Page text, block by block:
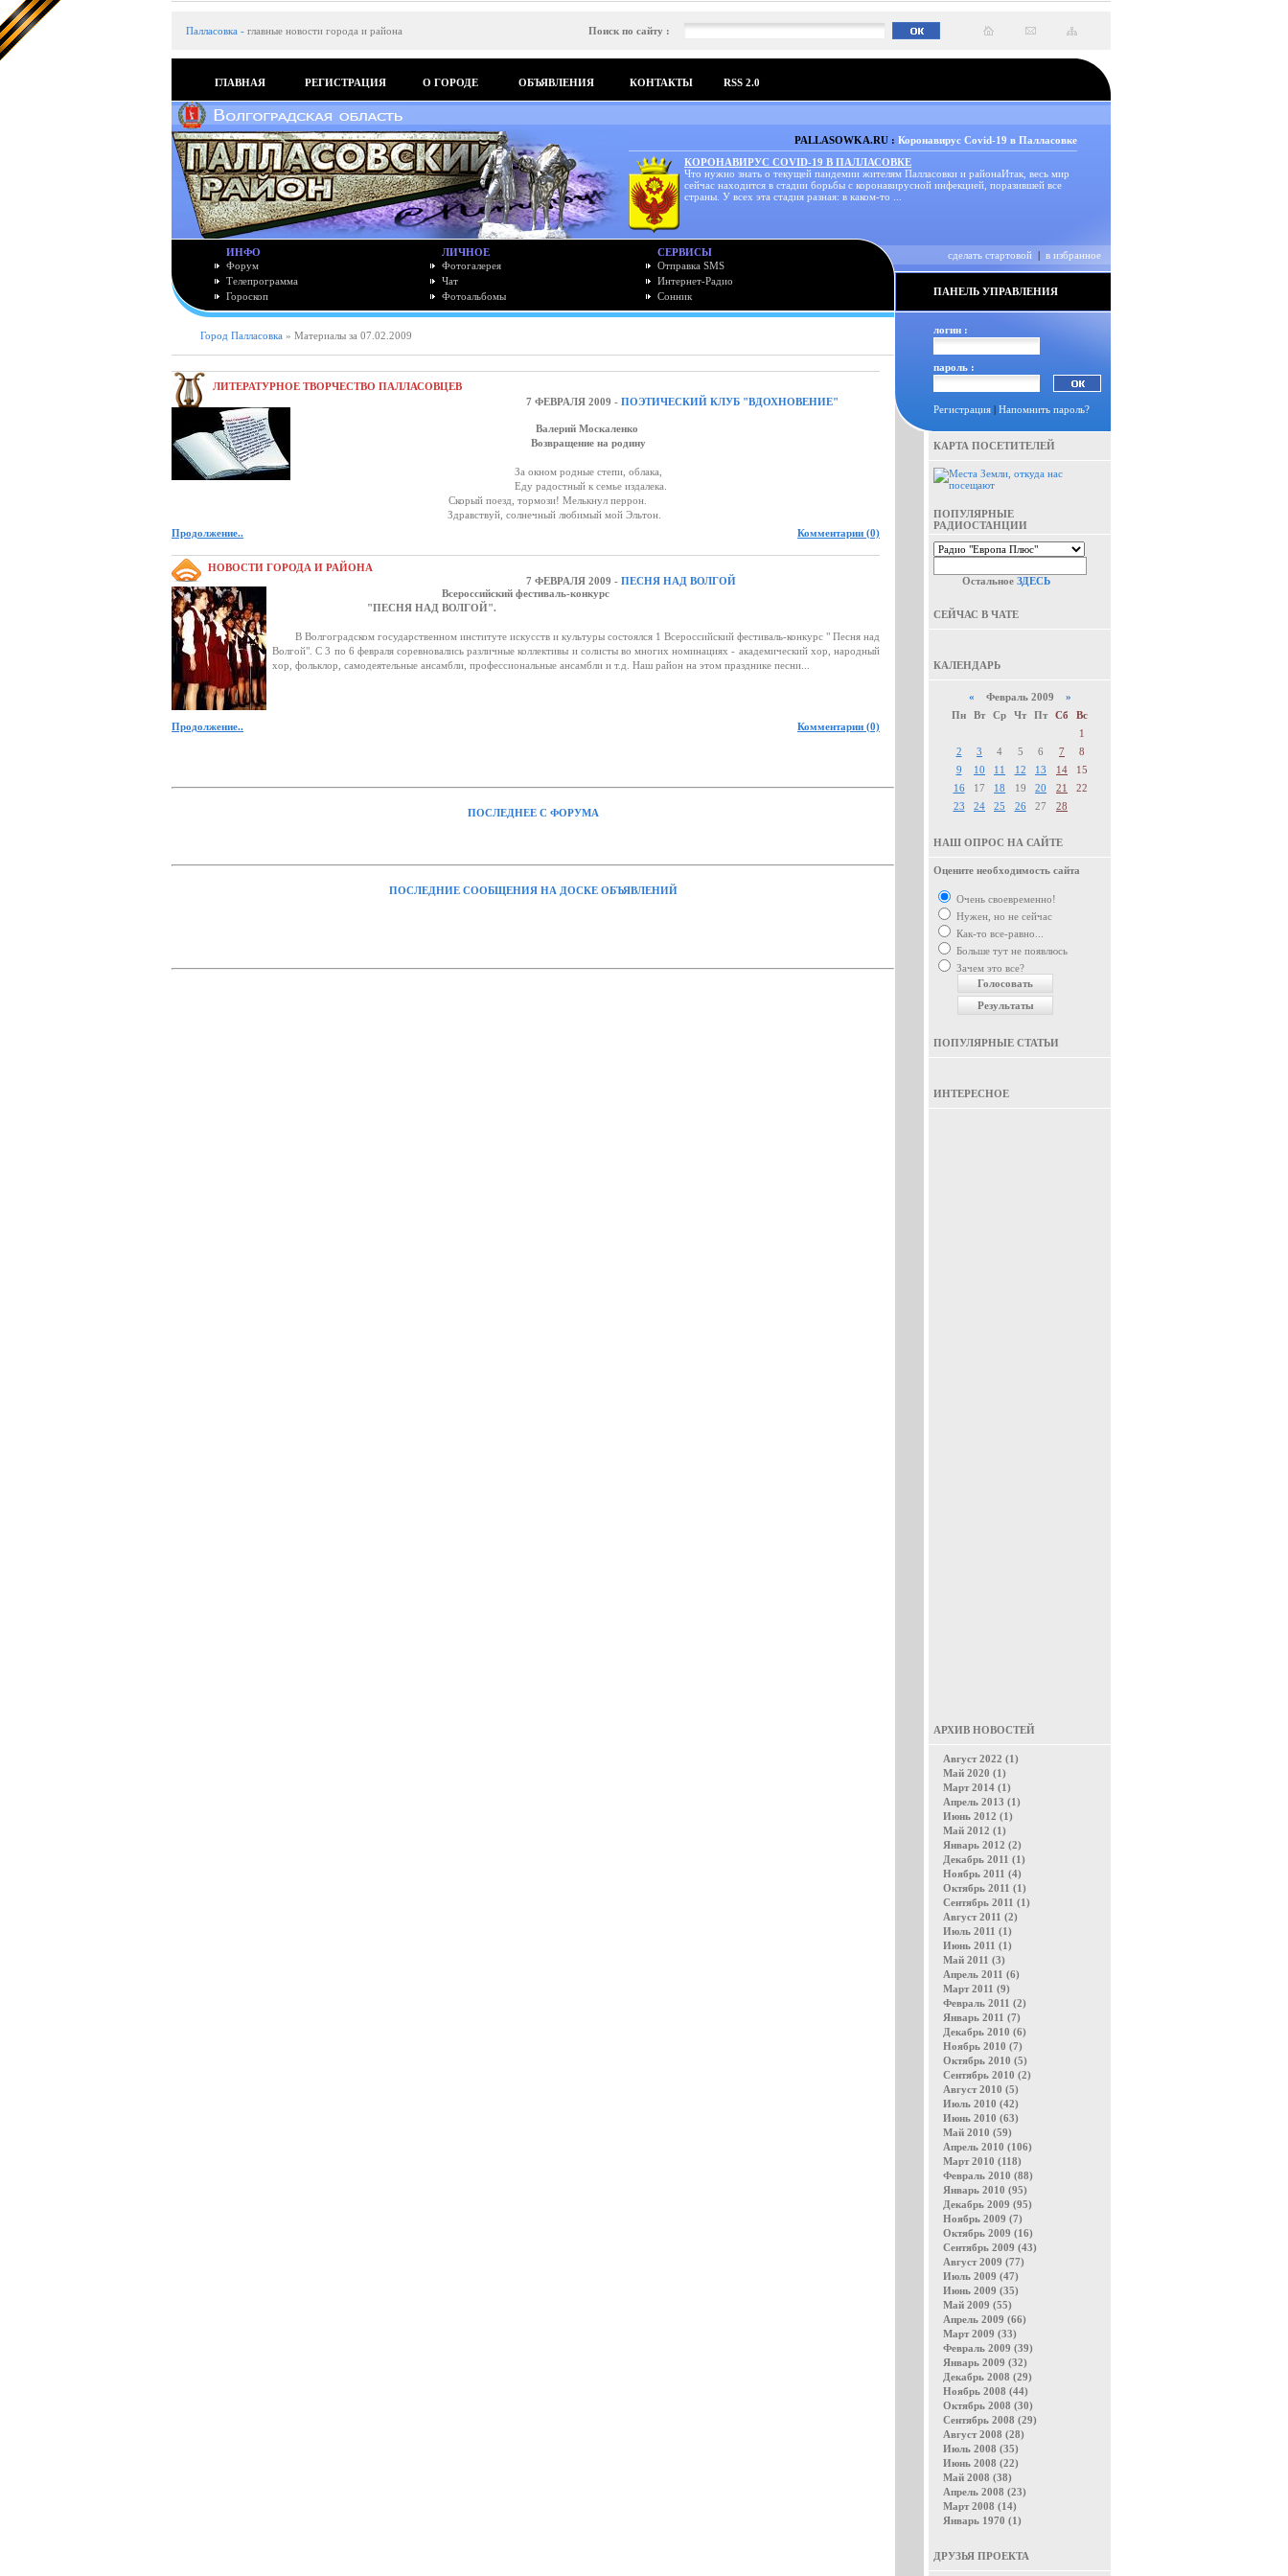
Палласовка - главные новости города и района Поиск по сайту :
ГЛАВНАЯ РЕГИСТРАЦИЯ О ГОРОДЕ ОБЪЯВЛЕНИЯ КОНТАКТЫ RSS 2.0
PALLASOWKA.RU : Коронавирус Covid-19 в Палласовке
КОРОНАВИРУС COVID-19 В ПАЛЛАСОВКЕ
Что нужно знать о текущей пандемии жителям Палласовки и районаИтак, весь мир
сейчас находится в стадии борьбы с коронавирусной инфекцией, поразившей все
страны. У всех эта стадия разная: в каком-то ...
ИНФО
Форум
Телепрограмма
Гороскоп
ЛИЧНОЕ
Фотогалерея
Чат
Фотоальбомы
СЕРВИСЫ
Отправка SMS
Интернет-Радио
Сонник
сделать стартовой | в избранное
ПАНЕЛЬ УПРАВЛЕНИЯ
Город Палласовка » Материалы за 07.02.2009
ЛИТЕРАТУРНОЕ ТВОРЧЕСТВО ПАЛЛАСОВЦЕВ
7 ФЕВРАЛЯ 2009 - ПОЭТИЧЕСКИЙ КЛУБ "ВДОХНОВЕНИЕ"
Валерий Москаленко
Возвращение на родину
За окном родные степи, облака,
Еду радостный к семье издалека.
Скорый поезд, тормози! Мелькнул перрон.
Здравствуй, солнечный любимый мой Эльтон.
Продолжение..
Комментарии (0)
НОВОСТИ ГОРОДА И РАЙОНА
7 ФЕВРАЛЯ 2009 - ПЕСНЯ НАД ВОЛГОЙ
Всероссийский фестиваль-конкурс
"ПЕСНЯ НАД ВОЛГОЙ".
В Волгоградском государственном институте искусств и культуры состоялся 1 Всероссийский фестиваль-конкурс " Песня над
Волгой". С 3 по 6 февраля соревновались различные коллективы и солисты во многих номинациях - академический хор, народный
хор, фольклор, самодеятельные ансамбли, профессиональные ансамбли и т.д. Наш район на этом празднике песни...
Продолжение.. Комментарии (0)
ПОСЛЕДНЕЕ С ФОРУМА
ПОСЛЕДНИЕ СООБЩЕНИЯ НА ДОСКЕ ОБЪЯВЛЕНИЙ
логин :
пароль :
Регистрация | Напомнить пароль?
КАРТА ПОСЕТИТЕЛЕЙ
ПОПУЛЯРНЫЕ
РАДИОСТАНЦИИ
Остальное ЗДЕСЬ
СЕЙЧАС В ЧАТЕ
КАЛЕНДАРЬ
« Февраль 2009 »
Пн
Вт Ср Чт Пт Сб
Вс
1
2
3 4 5 6 7
8
9
10 11 12 13 14
15
16
17 18 19 20 21
22
23
24 25 26 27 28
НАШ ОПРОС НА САЙТЕ
Оцените необходимость сайта
Очень своевременно!
Нужен, но не сейчас
Как-то все-равно...
Больше тут не появлюсь
Зачем это все?
ПОПУЛЯРНЫЕ СТАТЬИ
ИНТЕРЕСНОЕ
АРХИВ НОВОСТЕЙ
Август 2022 (1)
Май 2020 (1)
Март 2014 (1)
Апрель 2013 (1)
Июнь 2012 (1)
Май 2012 (1)
Январь 2012 (2)
Декабрь 2011 (1)
Ноябрь 2011 (4)
Октябрь 2011 (1)
Сентябрь 2011 (1)
Август 2011 (2)
Июль 2011 (1)
Июнь 2011 (1)
Май 2011 (3)
Апрель 2011 (6)
Март 2011 (9)
Февраль 2011 (2)
Январь 2011 (7)
Декабрь 2010 (6)
Ноябрь 2010 (7)
Октябрь 2010 (5)
Сентябрь 2010 (2)
Август 2010 (5)
Июль 2010 (42)
Июнь 2010 (63)
Май 2010 (59)
Апрель 2010 (106)
Март 2010 (118)
Февраль 2010 (88)
Январь 2010 (95)
Декабрь 2009 (95)
Ноябрь 2009 (7)
Октябрь 2009 (16)
Сентябрь 2009 (43)
Август 2009 (77)
Июль 2009 (47)
Июнь 2009 (35)
Май 2009 (55)
Апрель 2009 (66)
Март 2009 (33)
Февраль 2009 (39)
Январь 2009 (32)
Декабрь 2008 (29)
Ноябрь 2008 (44)
Октябрь 2008 (30)
Сентябрь 2008 (29)
Август 2008 (28)
Июль 2008 (35)
Июнь 2008 (22)
Май 2008 (38)
Апрель 2008 (23)
Март 2008 (14)
Январь 1970 (1)
ДРУЗЬЯ ПРОЕКТА